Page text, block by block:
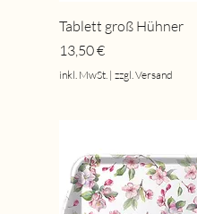
Schnellansicht
Tablett groß Hühner
Preis
13,50 €
inkl. MwSt. | zzgl. Versand